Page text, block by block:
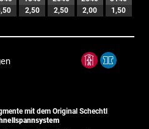
2,50 2,50 2,00 1,50
mit dem Original Schechtl